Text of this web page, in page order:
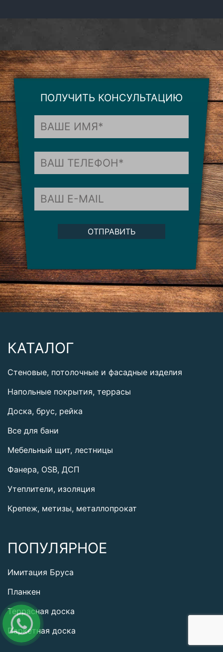
ПОЛУЧИТЬ КОНСУЛЬТАЦИЮ
ОТПРАВИТЬ
КАТАЛОГ
Стеновые, потолочные и фасадные изделия
Напольные покрытия, террасы
Доска, брус, рейка
Все для бани
Мебельный щит, лестницы
Фанера, OSB, ДСП
Утеплители, изоляция
Крепеж, метизы, металлопрокат
ПОПУЛЯРНОЕ
Имитация Бруса
Планкен
Террасная доска
Паркетная доска